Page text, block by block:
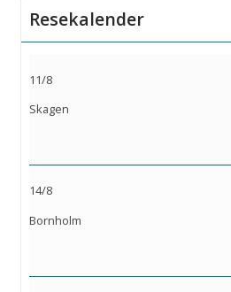
Resekalender
11/8
Skagen
14/8
Bornholm